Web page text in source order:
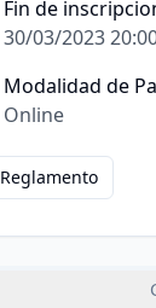
Fin de
30/03/2023
Modalidad de
Online
Reglamento